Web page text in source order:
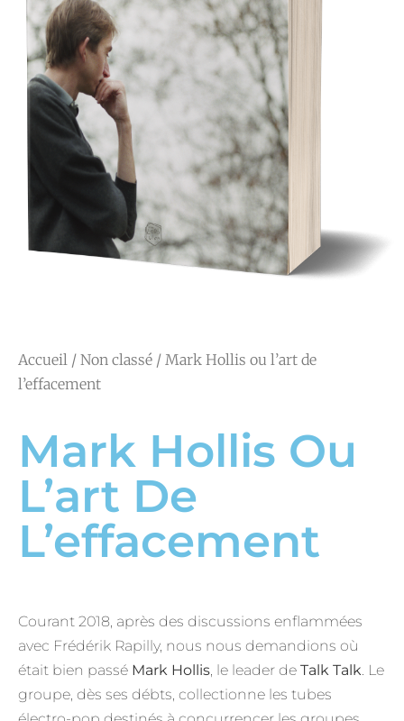
Accueil / Non classé / Mark Hollis ou l’art de
l’effacement
Mark Hollis Ou
L’art De
L’effacement
Courant 2018, après des discussions enflammées
avec Frédérik Rapilly, nous nous demandions où
était bien passé Mark Hollis , le leader de Talk Talk . Le
groupe, dès ses débts, collectionne les tubes